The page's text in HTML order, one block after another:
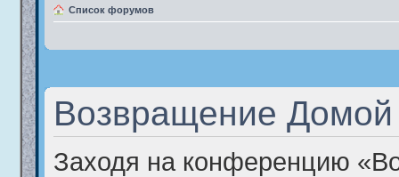
Список форумов
Возвращение Домой
Заходя на конференцию